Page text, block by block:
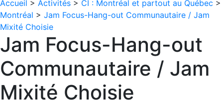
Accueil > Activités > CI : Montréal et partout au Québec >
Montréal > Jam Focus-Hang-out Communautaire / Jam
Mixité Choisie
Jam Focus-Hang-out
Communautaire / Jam
Mixité Choisie